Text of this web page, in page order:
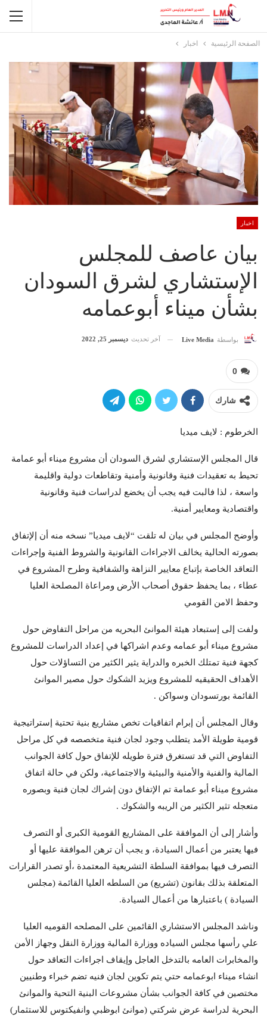
الصفحة الرئيسية اخبار
اخبار
بيان عاصف للمجلس
الإستشاري لشرق السودان
بشأن ميناء أبوعمامه
بواسطة Live Media آخر تحديث ديسمبر 25, 2022
0
شارك
الخرطوم : لايف ميديا
قال المجلس الإستشاري لشرق السودان أن مشروع ميناء أبو عمامة
تحيط به تعقيدات فنية وقانونية وأمنية وتقاطعات دولية واقليمة
واسعة ، لذا فالبت فيه يجب أن يخضع لدراسات فنية وقانونية
واقتصادية ومعايير أمنية.
وأوضح المجلس في بيان له تلقت “لايف ميديا” نسخه منه أن إلإتفاق
بصورته الحالية يخالف الاجراءات القانونية والشروط الفنية وإجراءات
التعاقد الخاصة بإتباع معايير النزاهة والشفافية وطرح المشروع في
عطاء ، بما يحفظ حقوق أصحاب الأرض ومراعاة المصلحة العليا
وحفظ الامن القومي
ولفت إلى إستبعاد هيئة الموانئ البحريه من مراحل التفاوض حول
مشروع ميناء أبو عمامه وعدم اشراكها في إعداد الدراسات للمشروع
كجهة فنية تمتلك الخبره والدراية يثير الكثير من التساؤلات حول
الأهداف الحقيقيه للمشروع ويزيد الشكوك حول مصير الموانئ
القائمة بورتسودان وسواكن .
وقال المجلس أن إبرام اتفاقيات تخص مشاريع بنية تحتية إستراتيجية
قومية طويلة الأمد يتطلب وجود لجان فنية متخصصه في كل مراحل
التفاوض التي قد تستغرق فترة طويله للإتفاق حول كافة الجوانب
المالية والفنية والأمنية والبيئية والاجتماعية، ولكن في حالة اتفاق
مشروع ميناء أبو عمامة تم الإتفاق دون إشراك لجان فنية وبصوره
متعجله تثير الكثير من الريبه والشكوك .
وأشار إلى أن الموافقة على المشاريع القومية الكبرى أو التصرف
فيها يعتبر من أعمال السيادة، و يجب أن ترهن الموافقة عليها أو
التصرف فيها بموافقة السلطة التشريعية المعتمدة ،أو تصدر القرارات
المتعلقة بذلك بقانون (تشريع) من السلطه العليا القائمة (مجلس
السيادة ) باعتبارها من أعمال السيادة.
وناشد المجلس الاستشاري القائمين على المصلحه القوميه العليا
علي رأسها مجلس السياده ووزارة المالية ووزارة النقل وجهاز الأمن
والمخابرات العامه بالتدخل العاجل وإيقاف اجراءات التعاقد حول
انشاء ميناء ابوعمامه حتي يتم تكوين لجان فنيه تضم خبراء وطنيين
مختصين في كافة الجوانب بشأن مشروعات البنية التحية والموانئ
البحرية لدراسة عرض شركتي (موانئ ابوظبي وانفيكتوس للاستثمار)